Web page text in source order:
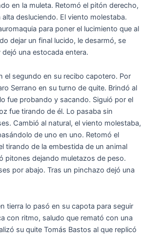
en la muleta. Retomó el pitón derecho,
alta desluciendo. El viento molestaba.
para poner el lucimiento que al
dejar un final lucido, le desarmó, se
una estocada entera.
el segundo en su recibo capotero. Por
Serrano en su turno de quite. Brindó al
fue probando y sacando. Siguió por el
fue tirando de él. Lo pasaba sin
Cambió al natural, el viento molestaba,
de uno en uno. Retomó el
tirando de la embestida de un animal
pitones dejando muletazos de peso.
por abajo. Tras un pinchazo dejó una
tierra lo pasó en su capota para seguir
con ritmo, saludo que remató con una
su quite Tomás Bastos al que replicó